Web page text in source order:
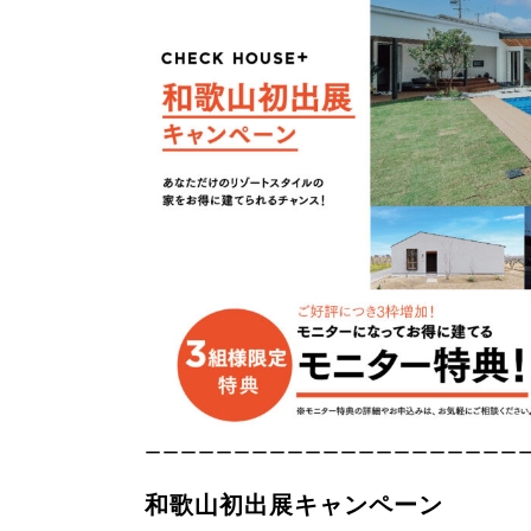
ーーーーーーーーーーーーーーーーーーーーー
和歌山初出展キャンペーン